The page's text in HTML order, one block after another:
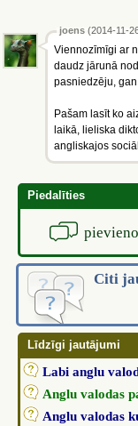
joens (2014-11-
Viennozīmīgi ar
daudz jārunā
pasniedzēju,
Pašam lasīt ko
laikā, lieliska
angliskajos
Piedalīties
Citi
Līdzīgi jautājumi
Labi anglu
Anglu valodas
Anglu valodas